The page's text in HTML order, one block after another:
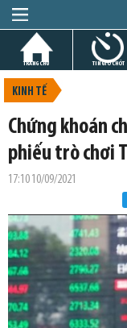
TRANG CHỦ TIN GIỜ CHÓT
KINH TẾ
Chứng khoán
phiếu trò chơi
17:10 10/09/2021